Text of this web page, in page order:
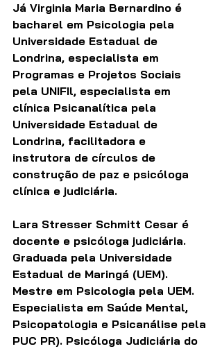
Já Virginia Maria Bernardino é
bacharel em Psicologia pela
Universidade Estadual de
Londrina, especialista em
Programas e Projetos Sociais
pela UNIFIl, especialista em
clínica Psicanalítica pela
Universidade Estadual de
Londrina, facilitadora e
instrutora de círculos de
construção de paz e psicóloga
clínica e judiciária.
Lara Stresser Schmitt Cesar é
docente e psicóloga judiciária.
Graduada pela Universidade
Estadual de Maringá (UEM).
Mestre em Psicologia pela UEM.
Especialista em Saúde Mental,
Psicopatologia e Psicanálise pela
PUC PR). Psicóloga Judiciária do